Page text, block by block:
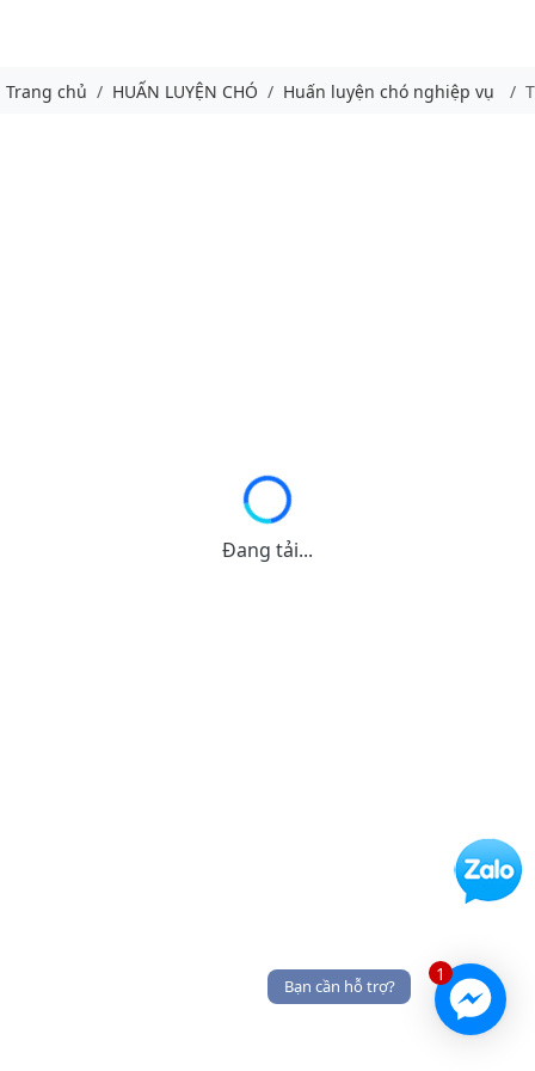
Trang chủ HUẤN LUYỆN CHÓ Huấn luyện chó nghiệp vụ
Đang tải...
1
Bạn cần hỗ trợ?